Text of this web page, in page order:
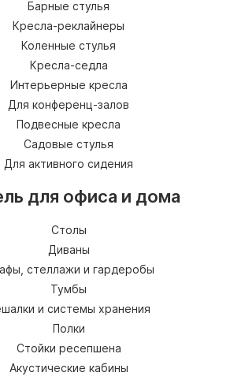
Барные стулья
Кресла-реклайнеры
Коленные стулья
Кресла-седла
Интерьерные кресла
Для конференц-залов
Подвесные кресла
Садовые стулья
Для активного сидения
для офиса и дома
Столы
Диваны
стеллажи и гардеробы
Тумбы
и системы хранения
Полки
Стойки ресепшена
Акустические кабины